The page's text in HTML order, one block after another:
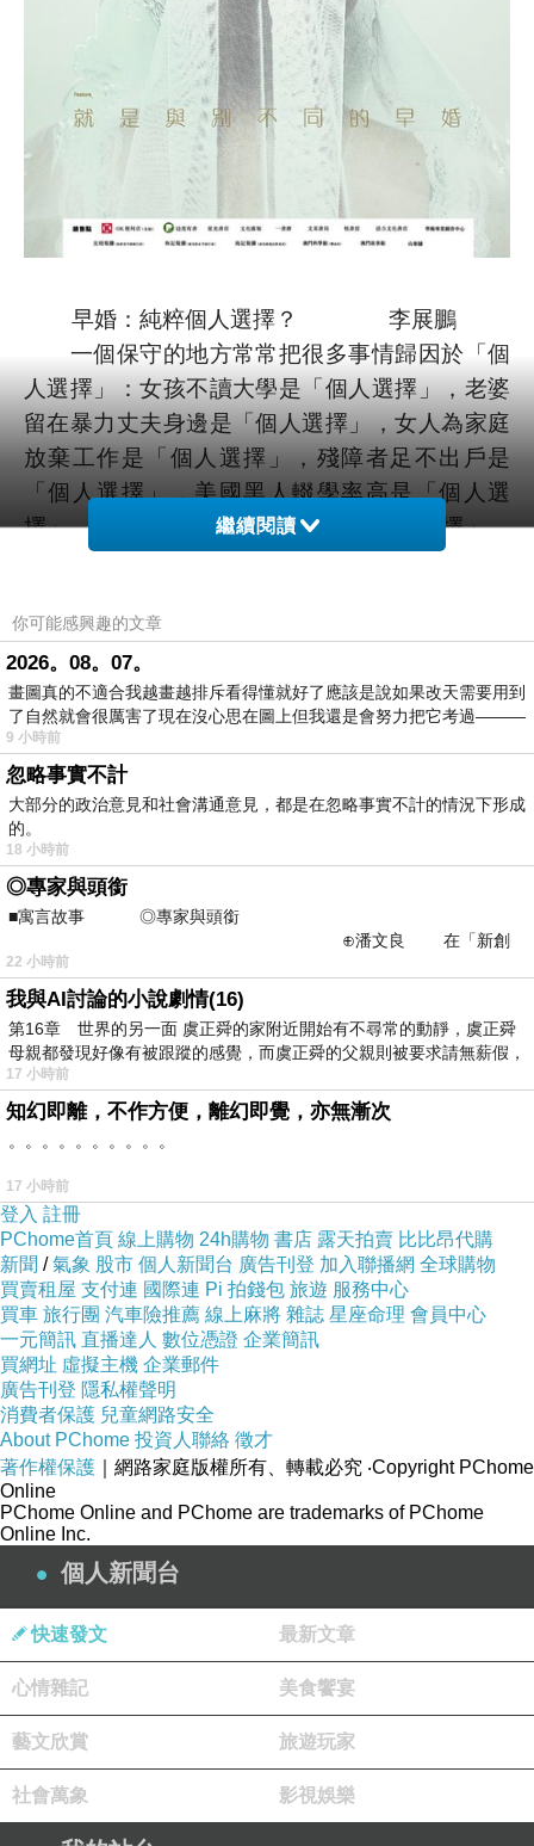
早婚：純粹個人選擇？ 李展鵬
一個保守的地方常常把很多事情歸因於「個
人選擇」：女孩不讀大學是「個人選擇」，老婆
留在暴力丈夫身邊是「個人選擇」，女人為家庭
放棄工作是「個人選擇」，殘障者足不出戶是
「個人選擇」，美國黑人輟學率高是「個人選
擇」，中東國家的女子做妾侍是「個人選擇」。
也許就有人要爭拗，妻子為家庭放棄事業是偉大
是個人選擇？
的確，她們大概沒有被槍械脅逼，但是，總
有某種社會結構、文化氛圍影響她們，令她們作
出某種選擇，又或是，她們根本沒多少選擇可
言。
就像在封建時代，因為不願紥腳而反抗、甚
至離家出走的例子不是沒有，但很多人是乖乖
的、自願的接受紥腳。為什麼？因為不紥腳的女
子會找不到老公，被眾人恥笑，這種女人在當時
是幾乎沒有前途的。她的「自願」，並不是在有
充分選擇的情況下的自願，而往往是認命的、沒
有選擇下的「自願」。
現今社會的減肥潮流也是如此，沒有人逼我
們減肥，是人群對肥人的目光、傳媒對肥人的毒
舌，還有社會對肥人的恐嚇──肥人難找到伴侶與
工作，使得眾人「自願」去減肥的。
所以，當全世界發達地區的人都晚婚不婚、
晚育不育，而澳門人卻越來越早婚生子，這種
「自願」背後也有社會文化因素。當然，如歐洲
及日本，經濟不景導致收入下跌甚至是失業，自
然沒條件結婚。但請別忘記，晚婚不婚的現象早
在種種經濟危機之前已經出現，不是最近十年八
載的事。
因此，文化因素亦不可忽視，那就是婚姻制
度越來越不吸引了。歐美國家離婚率高企，單身
人口百分比上升，以及出生率的低迷，正正
核心家庭的觀念已經逐漸瓦解。這除了仍有一定
經濟因素（例如樓價及生兒育女的成本太高），
菜單中，結婚生子已經不是唯一的選項，亦不是
最吸引的選項。
今天，越來越多女性覺得家庭影響事業，越
來越多人嚮往自由的獨身生活，越來越多人相信
沒有家庭的人生會有更多可能性，越來越多人認
為家庭制度與多元的情慾觀不可共存；沒有成家
繼續閱讀
你可能感興趣的文章
2026。08。07。
畫圖真的不適合我越畫越排斥看得懂就好了應該是說如果改天需要用到
了自然就會很厲害了現在沒心思在圖上但我還是會努力把它考過———
9 小時前
忽略事實不計
大部分的政治意見和社會溝通意見，都是在忽略事實不計的情況下形成
的。
18 小時前
◎專家與頭銜
■寓言故事 ◎專家與頭銜
⊕潘文良 在「新創
之谷」裡——
22 小時前
我與AI討論的小說劇情(16)
第16章 世界的另一面 虞正舜的家附近開始有不尋常的動靜，虞正舜
母親都發現好像有被跟蹤的感覺，而虞正舜的父親則被要求請無薪假，
17 小時前
知幻即離，不作方便，離幻即覺，亦無漸次
。。。。。。。。。。
17 小時前
登入 註冊
PChome首頁 線上購物 24h購物 書店 露天拍賣 比比昂代購
新聞 /氣象 股市 個人新聞台 廣告刊登 加入聯播網 全球購物
買賣租屋 支付連 國際連 Pi 拍錢包 旅遊 服務中心
買車 旅行團 汽車險推薦 線上麻將 雜誌 星座命理 會員中心
一元簡訊 直播達人 數位憑證 企業簡訊
買網址 虛擬主機 企業郵件
廣告刊登 隱私權聲明
消費者保護 兒童網路安全
About PChome 投資人聯絡 徵才
著作權保護 ｜網路家庭版權所有、轉載必究 ‧Copyright PChome
Online
PChome Online and PChome are trademarks of PChome
Online Inc.
個人新聞台
快速發文 最新文章
心情雜記 美食饗宴
藝文欣賞 旅遊玩家
社會萬象 影視娛樂